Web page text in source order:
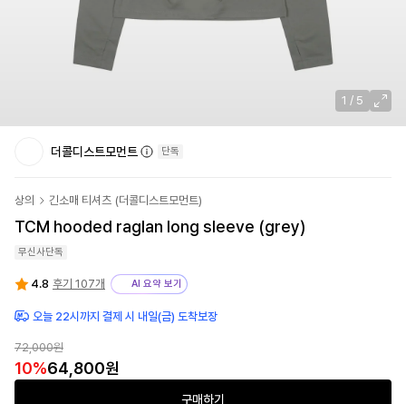
1 / 5
더콜디스트모먼트 단독
상의 긴소매 티셔츠 (더콜디스트모먼트)
TCM hooded raglan long sleeve (grey)
무신사단독
4.8 후기 107개 AI 요약 보기
오늘 22시까지 결제 시 내일(금) 도착보장
72,000원
10%64,800원
구매하기